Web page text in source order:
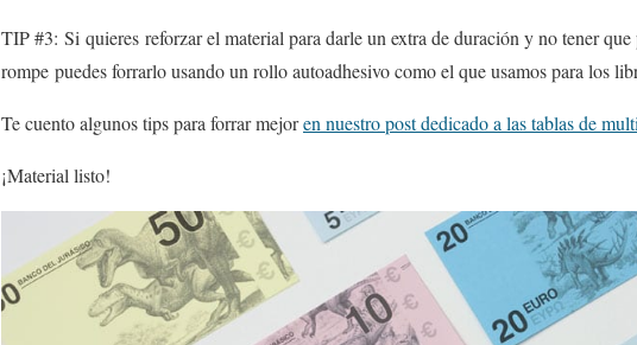
TIP #3: Si quieres reforzar el material para darle un extra de duración y no tener que
rompe puedes forrarlo usando un rollo autoadhesivo como el que usamos para los
Te cuento algunos tips para forrar mejoren nuestro post dedicado a las tablas de
¡Material listo!